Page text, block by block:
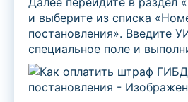
и выберите из списка
постановления». Введите
специальное поле и